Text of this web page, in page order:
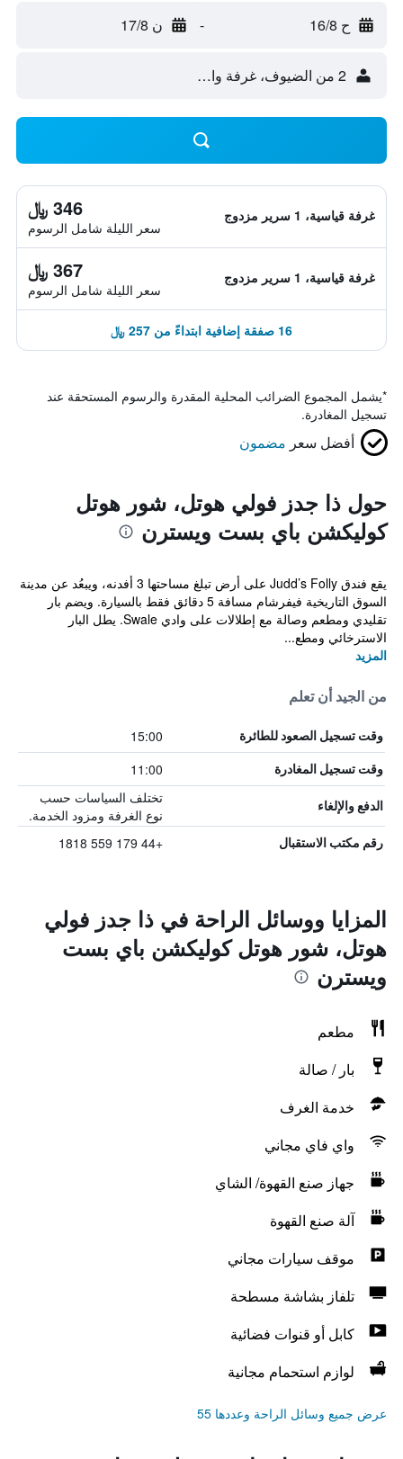
ح 16/8 - ن 17/8
2 من الضيوف، غرفة واحدة
غرفة قياسية، 1 سرير مزدوج 346 ﷼
سعر الليلة شامل الرسوم
غرفة قياسية، 1 سرير مزدوج 367 ﷼
سعر الليلة شامل الرسوم
16 صفقة إضافية ابتداءً من 257 ﷼
*يشمل المجموع الضرائب المحلية المقدرة والرسوم المستحقة عند
تسجيل المغادرة.
أفضل سعر مضمون
حول ذا جدز فولي هوتل، شور هوتل
كوليكشن باي بست ويسترن
يقع فندق Judd’s Folly على أرض تبلغ مساحتها 3 أفدنه، ويبعُد عن مدينة
السوق التاريخية فيفرشام مسافة 5 دقائق فقط بالسيارة. ويضم بار
تقليدي ومطعم وصالة مع إطلالات على وادي Swale. يطل البار
الاسترخائي ومطع...
المزيد
من الجيد أن تعلم
وقت تسجيل الصعود للطائرة 15:00
وقت تسجيل المغادرة 11:00
الدفع والإلغاء
تختلف السياسات حسب
نوع الغرفة ومزود الخدمة.
رقم مكتب الاستقبال +44 179 559 1818
المزايا ووسائل الراحة في ذا جدز فولي
هوتل، شور هوتل كوليكشن باي بست
ويسترن
مطعم
بار / صالة
خدمة الغرف
واي فاي مجاني
جهاز صنع القهوة/ الشاي
آلة صنع القهوة
موقف سيارات مجاني
تلفاز بشاشة مسطحة
كابل أو قنوات فضائية
لوازم استحمام مجانية
عرض جميع وسائل الراحة وعددها 55